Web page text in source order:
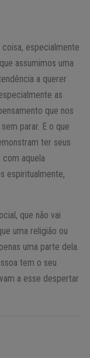
especialmente
assumimos uma
a querer
as
que nos
parar. E o que
ter seus
aquela
espiritualmente,
que não vai
uma religião ou
uma parte dela.
tem o seu
a esse despertar